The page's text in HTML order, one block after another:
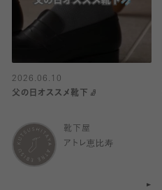
2026.06.10
父の日オススメ靴下🧦
靴下屋
アトレ恵比寿